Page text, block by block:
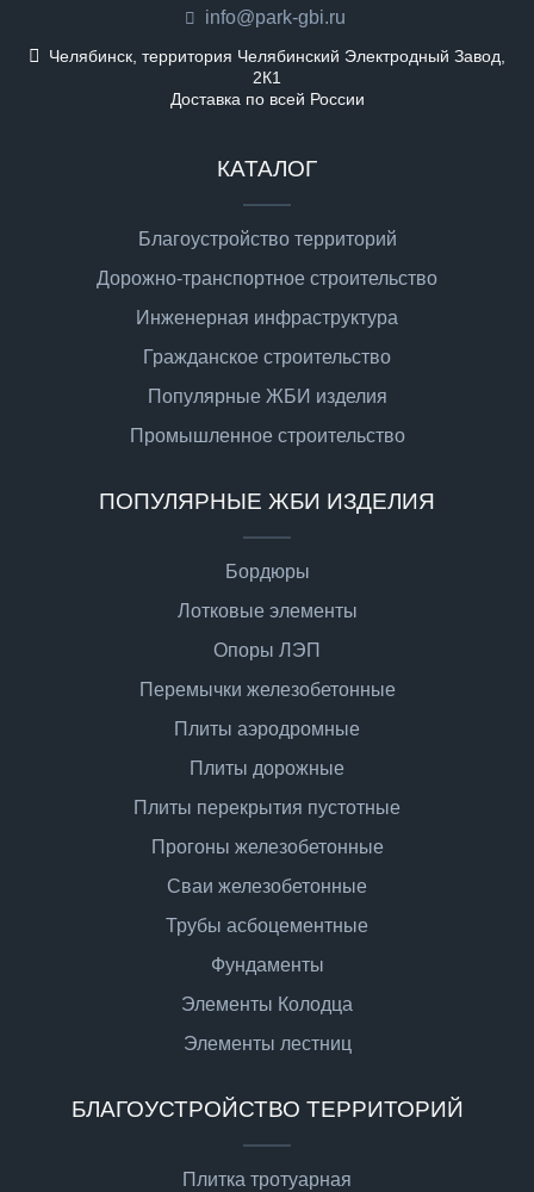
info@park-gbi.ru
Челябинск, территория Челябинский Электродный Завод,
2К1
Доставка по всей России
КАТАЛОГ
Благоустройство территорий
Дорожно-транспортное строительство
Инженерная инфраструктура
Гражданское строительство
Популярные ЖБИ изделия
Промышленное строительство
ПОПУЛЯРНЫЕ ЖБИ ИЗДЕЛИЯ
Бордюры
Лотковые элементы
Опоры ЛЭП
Перемычки железобетонные
Плиты аэродромные
Плиты дорожные
Плиты перекрытия пустотные
Прогоны железобетонные
Сваи железобетонные
Трубы асбоцементные
Фундаменты
Элементы Колодца
Элементы лестниц
БЛАГОУСТРОЙСТВО ТЕРРИТОРИЙ
Плитка тротуарная